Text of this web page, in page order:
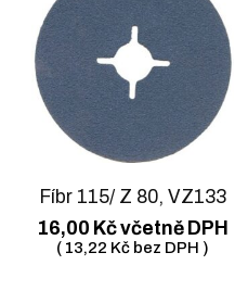
Fíbr 115/ Z 80, VZ133
16,00 Kčvčetně DPH
( 13,22 Kč bez DPH )